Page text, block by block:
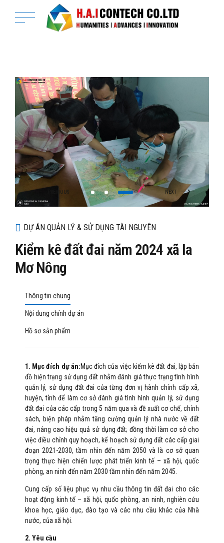
DỰ ÁN QUẢN LÝ & SỬ DỤNG TÀI NGUYÊN
Kiểm kê đất đai năm 2024 xã Ia
Mơ Nông
Thông tin chung
Nội dung chính dự án
Hồ sơ sản phẩm
1. Mục đích dự án:Mục đích của việc kiểm kê đất đai, lập bản
đồ hiện trạng sử dụng đất nhằm đánh giá thực trạng tình hình
quản lý, sử dụng đất đai của từng đơn vị hành chính cấp xã,
huyện, tỉnh để làm cơ sở đánh giá tình hình quản lý, sử dụng
đất đai của các cấp trong 5 năm qua và đề xuất cơ chế, chính
sách, biện pháp nhằm tăng cường quản lý nhà nước về đất
đai, nâng cao hiệu quả sử dụng đất; đồng thời làm cơ sở cho
việc điều chỉnh quy hoạch, kế hoạch sử dụng đất các cấp giai
đoạn 2021-2030, tầm nhìn đến năm 2050 và là cơ sở quan
trọng thực hiện chiến lược phát triển kinh tế – xã hội, quốc
phòng, an ninh đến năm 2030 tầm nhìn đến năm 2045.
Cung cấp số liệu phục vụ nhu cầu thông tin đất đai cho các
hoạt động kinh tế – xã hội, quốc phòng, an ninh, nghiên cứu
khoa học, giáo dục, đào tạo và các nhu cầu khác của Nhà
nước, của xã hội.
2. Yêu cầu